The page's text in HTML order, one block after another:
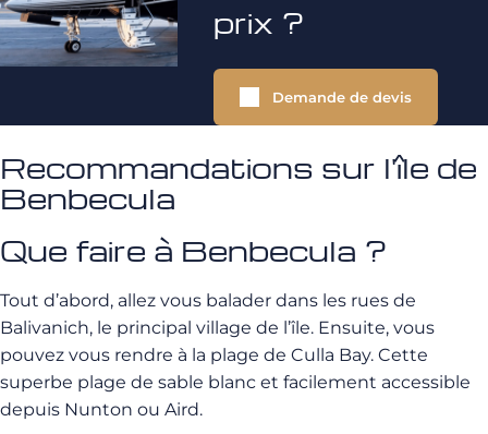
prix ?
Demande de devis
Recommandations sur l'île de
Benbecula
Que faire à Benbecula ?
Tout d’abord, allez vous balader dans les rues de
Balivanich, le principal village de l’île. Ensuite, vous
pouvez vous rendre à la plage de Culla Bay. Cette
superbe plage de sable blanc et facilement accessible
depuis Nunton ou Aird.